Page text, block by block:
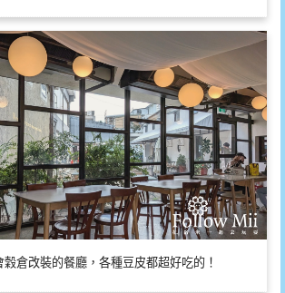
倉改裝的餐廳，各種豆皮都超好吃的！